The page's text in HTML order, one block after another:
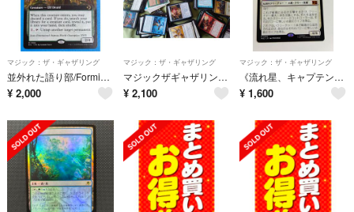
マジック：ザ・ギャザリング
並外れた語り部/Formidable Speaker 英語 拡張
¥ 2,000
マジック：ザ・ギャザリング
マジックザギャザリングまとめ売り
¥ 2,100
マジック：ザ・ギャザリング
《流れ星、キャプテン・マーベル/Captain Marvel, Shooting Star》JP
¥ 1,600